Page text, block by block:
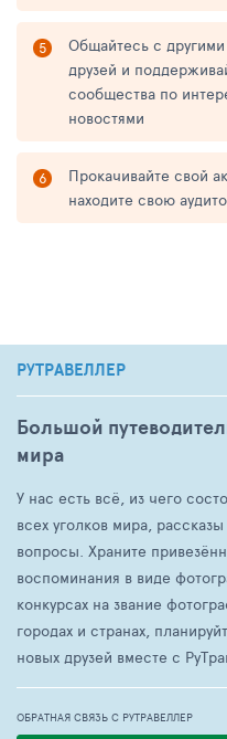
Общайтесь с
друзей и
сообщества по
новостями
Прокачивайте свой
находите свою
РУТРАВЕЛЛЕР
Большой
мира
У нас есть всё, из чего
всех уголков мира,
вопросы. Храните
воспоминания в виде
конкурсах на звание
городах и странах,
новых друзей вместе с
ОБРАТНАЯ СВЯЗЬ С РУТРАВЕЛЛЕР